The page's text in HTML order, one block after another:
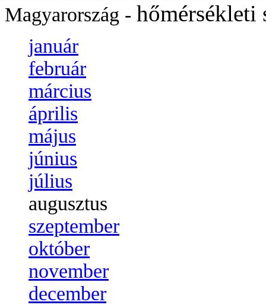
Magyarország - hőmérsékleti
január
február
március
április
május
június
július
augusztus
szeptember
október
november
december